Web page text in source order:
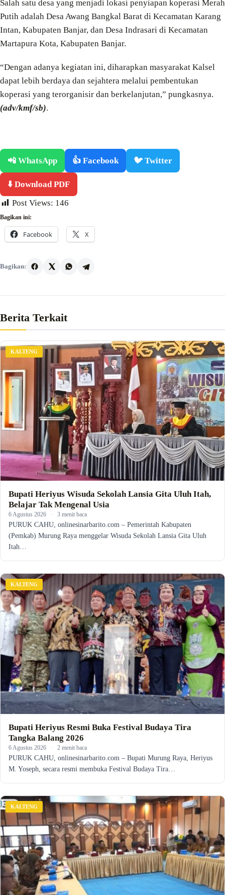
Salah satu desa yang menjadi lokasi penyiapan koperasi Merah
Putih adalah Desa Awang Bangkal Barat di Kecamatan Karang
Intan, Kabupaten Banjar, dan Desa Indrasari di Kecamatan
Martapura Kota, Kabupaten Banjar.
“Dengan adanya kegiatan ini, diharapkan masyarakat Kalsel
dapat lebih berdaya dan sejahtera melalui pembentukan
koperasi yang terorganisir dan berkelanjutan,” pungkasnya.
(adv/kmf/sb).
📲 WhatsApp 👍 Facebook 🐦 Twitter
⬇️ Download PDF
Post Views: 146
Bagikan ini:
Facebook X
Bagikan:
Berita Terkait
KALTENG
Bupati Heriyus Wisuda Sekolah Lansia Gita Uluh Itah,
Belajar Tak Mengenal Usia
6 Agustus 2026 · 3 menit baca
PURUK CAHU, onlinesinarbarito.com – Pemerintah Kabupaten
(Pemkab) Murung Raya menggelar Wisuda Sekolah Lansia Gita Uluh
Itah…
KALTENG
Bupati Heriyus Resmi Buka Festival Budaya Tira
Tangka Balang 2026
6 Agustus 2026 · 2 menit baca
PURUK CAHU, onlinesinarbarito.com – Bupati Murung Raya, Heriyus
M. Yoseph, secara resmi membuka Festival Budaya Tira…
KALTENG